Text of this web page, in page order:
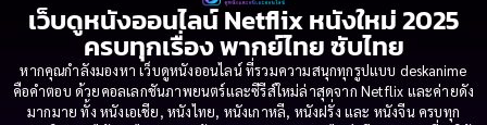
เว็บดูหนังออนไลน์ Netflix หนังใหม่ 2025
ครบทุกเรื่อง พากย์ไทย ซับไทย
หากคุณกำลังมองหา เว็บดูหนังออนไลน์ ที่รวมความสนุกทุกรูปแบบ deskanime
คือคำตอบ ด้วยคอลเลกชันภาพยนตร์และซีรีส์ใหม่ล่าสุดจาก Netflix และค่ายดัง
มากมาย ทั้ง หนังเอเชีย, หนังไทย, หนังเกาหลี, หนังฝรั่ง และ หนังจีน ครบทุก